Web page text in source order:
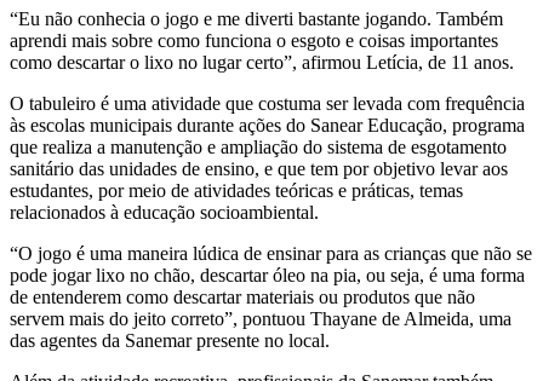
“Eu não conhecia o jogo e me diverti bastante jogando. Também
aprendi mais sobre como funciona o esgoto e coisas importantes
como descartar o lixo no lugar certo”, afirmou Letícia, de 11 anos.
O tabuleiro é uma atividade que costuma ser levada com frequência
às escolas municipais durante ações do Sanear Educação, programa
que realiza a manutenção e ampliação do sistema de esgotamento
sanitário das unidades de ensino, e que tem por objetivo levar aos
estudantes, por meio de atividades teóricas e práticas, temas
relacionados à educação socioambiental.
“O jogo é uma maneira lúdica de ensinar para as crianças que não se
pode jogar lixo no chão, descartar óleo na pia, ou seja, é uma forma
de entenderem como descartar materiais ou produtos que não
servem mais do jeito correto”, pontuou Thayane de Almeida, uma
das agentes da Sanemar presente no local.